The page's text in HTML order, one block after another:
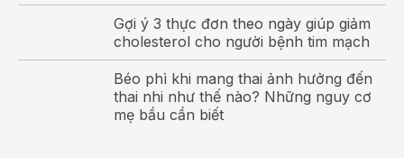
Không có biểu hiện rõ ràng nào có thể mô tả triệu
chứng cụ thể của bệnh hoang tưởng ở người già. Chỉ
có bác sĩ chuyên khoa có phương pháp chẩn đoán
lâm sàng và cận lâm sàng để phát hiện bệnh chuẩn
Gợi ý 3 thực đơn theo ngày giúp giảm
cholesterol cho người bệnh tim mạch
Béo phì khi mang thai ảnh hưởng đến
thai nhi như thế nào? Những nguy cơ
mẹ bầu cần biết